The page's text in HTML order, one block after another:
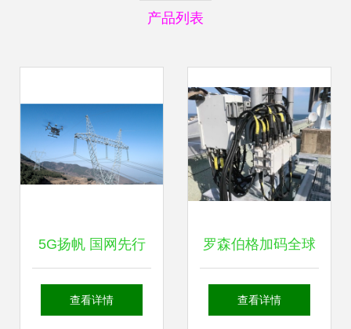
产品列表
5G扬帆 国网先行
——山东建成全国
查看详情
罗森伯格加码全球
网站解决方案基础
查看详情